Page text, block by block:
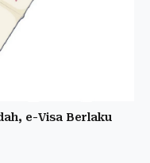
e-Visa Berlaku